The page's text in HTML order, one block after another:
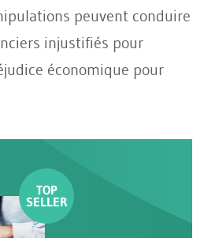
peuvent conduire
injustifiés pour
économique pour